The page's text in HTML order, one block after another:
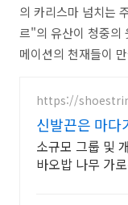
의 카리스마 넘치는
르"의 유산이 청중의
메이션의 천재들이
https://
신발끈은 마다
소규모 그룹 및
바오밥 나무 가